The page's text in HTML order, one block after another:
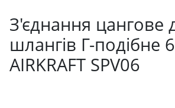
З'єднання цангове
шлангів Г-подібне
AIRKRAFT SPV06